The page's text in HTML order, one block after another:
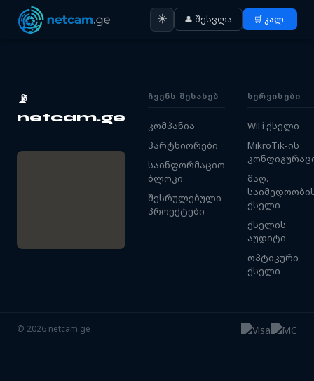
☀️ 👤 შესვლა 🛒 კალ.
📡
netcam.ge
ᲩᲕᲔᲜᲡ ᲨᲔᲡᲐᲮᲔᲑ
კომპანია
პარტნიორები
საინფორმაციო
ბლოკი
შესრულებული
პროექტები
ᲡᲔᲠᲕᲘᲡᲔᲑᲘ
WiFi ქსელი
MikroTik-ის
მაღ.
ქსელი
ქსელის
აუდიტი
ოპტიკური
ქსელი
© 2026 netcam.ge